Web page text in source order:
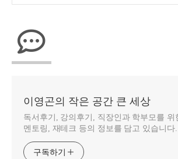
이영곤의 작은 공간 큰 세상
독서후기, 강의후기, 직장인과 학부모를 위
멘토링, 재테크 등의 정보를 담고 있습니다.
구독하기